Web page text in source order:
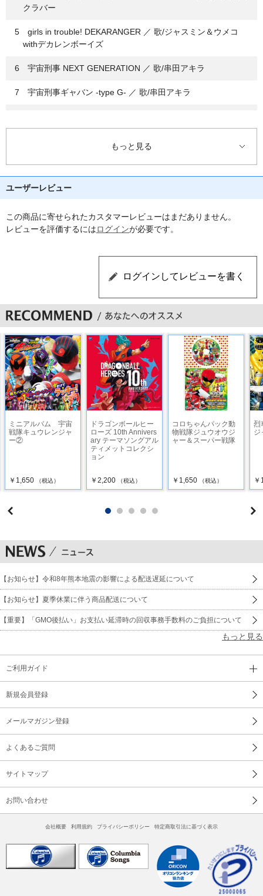
クラバー
5 girls in trouble! DEKARANGER ／ 歌/ジャスミン＆ウメコ
withデカレンボーイズ
6 宇宙刑事 NEXT GENERATION ／ 歌/串田アキラ
7 宇宙刑事ギャバン -type G- ／ 歌/串田アキラ
10 スペース・スクワッド (メロオケ)
11 ガールズ セイ ハレルヤ! (オリジナル・カラオケ)
12 ガールズ セイ ハレルヤ! (メロオケ)
13 おれが正義だ!ジャスピオン(TVサイズ) ／ 歌/アイ高野
15 ジライヤ(TVサイズ) ／ 歌/串田晃
16 超新星フラッシュマン(TVサイズ) ／ 歌/北原拓
モノラル音源
17 地球戦隊ファイブマン(TVサイズ) ／ 歌/鈴木けんじ
18 特捜エクシードラフト(TVサイズ) ／ 歌/宮内タカユキ
19 特捜ロボ ジャンパーソン(TVサイズ) ／ 歌/大矢晋コーラス/
20 星獣戦隊ギンガマン(TVサイズ) ／ 歌/希砂未竜コーラ
21 重甲ビーファイター(TVサイズ) ／ 歌/石原慎一
24 TRUE DREAM(TVサイズ) ／ 歌/前田達也
25 ああ電子戦隊デンジマン(TVサイズ) ／ 歌/成田賢
モノラル音源
26 機動刑事ジバン(TVサイズ) ／ 歌/串田アキラ
モノラル音源
もっと見る
ユーザーレビュー
この商品に寄せられたカスタマーレビューはまだありません。
レビューを評価するにはログインが必要です。
ミニアルバム 宇宙
戦隊キュウレンジャ
ー②
￥1,650 （税込）
ドラゴンボールヒー
ローズ 10th Annivers
ary テーマソングアル
ティメットコレクシ
ョン
￥2,200 （税込）
コロちゃんパック動
物戦隊ジュウオウジ
ャー＆スーパー戦隊
￥1,650 （税込）
烈
ジ
【お知らせ】令和8年熊本地震の影響による配送遅延について
【お知らせ】夏季休業に伴う商品配送について
【重要】「GMO後払い」お支払い延滞時の回収事務手数料のご負担について
もっと見る
ご利用ガイド
新規会員登録
メールマガジン登録
よくあるご質問
サイトマップ
お問い合わせ
会社概要 利用規約 プライバシーポリシー 特定商取引法に基づく表示